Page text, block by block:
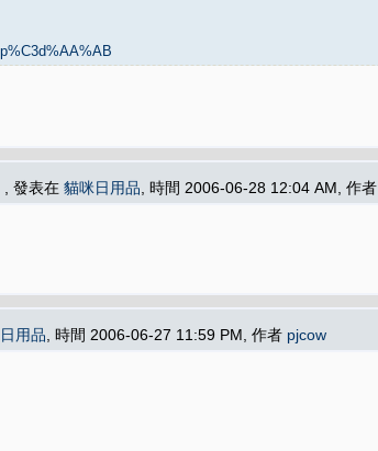
, 發表在 貓咪日用品 , 時間 2006-06-28 12:04 AM, 作者
用品 , 時間 2006-06-27 11:59 PM, 作者 pjcow